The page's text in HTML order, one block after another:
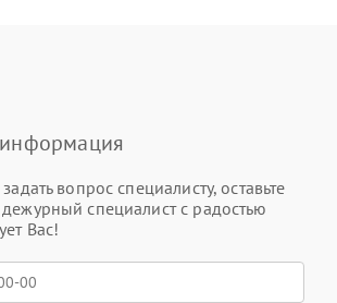
вопрос специалисту, оставьте
специалист с радостью
Вас!